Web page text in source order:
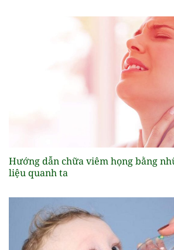
Hướng dẫn chữa viêm họng bằng
liệu quanh ta